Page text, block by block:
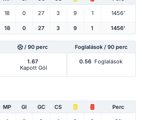
18 0 27 3 9 1 1456'
18 0 27 3 9 1 1456'
/ 90 perc Foglalások / 90 perc
1.67
Kapott Gól
0.56 Foglalások
MP Gl GC CS Perc